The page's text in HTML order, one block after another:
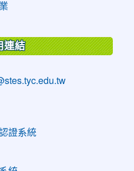
連結
證系統